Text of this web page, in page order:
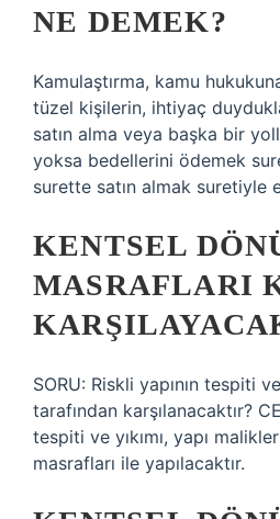
NE DEMEK?
Kamulaştırma, kamu
tüzel kişilerin, ihtiyaç
satın alma veya başka bir
yoksa bedellerini ödemek
surette satın almak suretiyle
KENTSEL
MASRAFLARI
SORU: Riskli yapının tespiti
tarafından karşılanacaktır?
tespiti ve yıkımı, yapı
masrafları ile yapılacaktır.